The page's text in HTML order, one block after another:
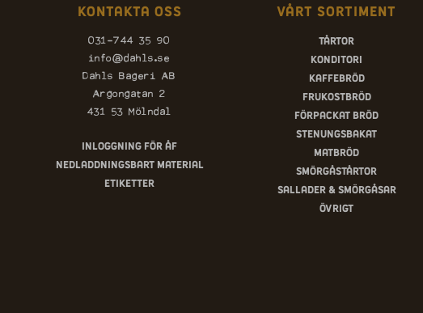
Kontakta oss
031-744 35 90
info@dahls.se
Dahls Bageri AB
Argongatan 2
431 53 Mölndal
Inloggning för ÅF
Nedladdningsbart material
Etiketter
Vårt sortiment
Tårtor
Konditori
Kaffebröd
Frukostbröd
Förpackat bröd
Stenungsbakat
Matbröd
Smörgåstårtor
Sallader & smörgåsar
Övrigt